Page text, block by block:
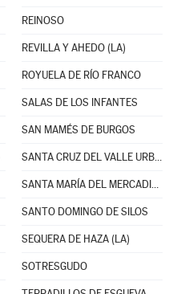
REINOSO
REVILLA Y AHEDO (LA)
ROYUELA DE RÍO FRANCO
SALAS DE LOS INFANTES
SAN MAMÉS DE BURGOS
SANTA CRUZ DEL VALLE URBIÓN
SANTA MARÍA DEL MERCADILLO
SANTO DOMINGO DE SILOS
SEQUERA DE HAZA (LA)
SOTRESGUDO